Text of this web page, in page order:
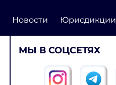
Новости Юрисдикции
МЫ В СОЦСЕТЯХ